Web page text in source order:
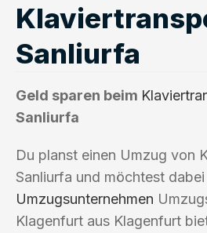
Sanliurfa
Geld sparen beim
Sanliurfa
Du planst einen Umzug von
Sanliurfa und möchtest
Umzugsunternehmen
Klagenfurt aus Klagenfurt